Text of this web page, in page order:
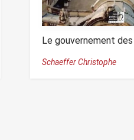
Le gouvernement
Schaeffer Christophe